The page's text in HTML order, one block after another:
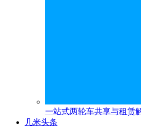
一站式两轮车共享与租赁
几米头条